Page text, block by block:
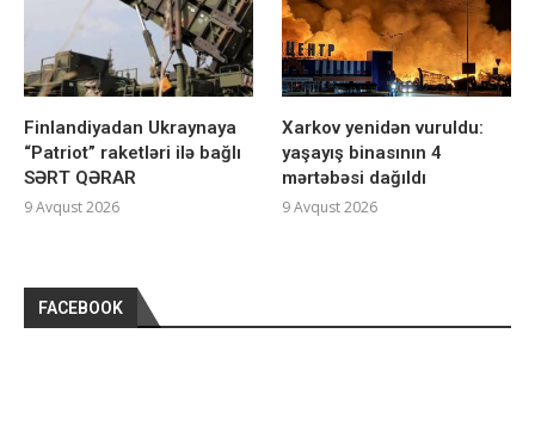
Finlandiyadan Ukraynaya
“Patriot” raketləri ilə bağlı
SƏRT QƏRAR
9 Avqust 2026
Xarkov yenidən vuruldu:
yaşayış binasının 4
mərtəbəsi dağıldı
9 Avqust 2026
FACEBOOK